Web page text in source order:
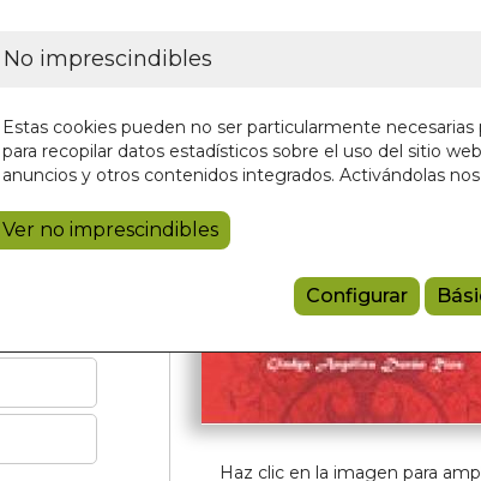
No imprescindibles
Estas cookies pueden no ser particularmente
para recopilar datos estadísticos sobre el uso del sitio
anuncios y otros contenidos integrados. Activándolas
Ver no imprescindibles
Configurar
Haz clic en la imagen para